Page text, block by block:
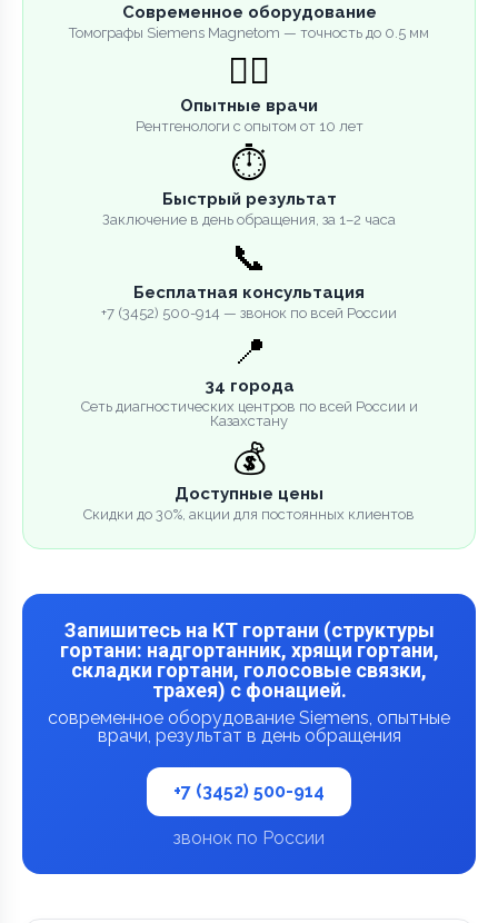
Современное оборудование
Томографы Siemens Magnetom — точность до 0.5 мм
👨‍⚕️
Опытные врачи
Рентгенологи с опытом от 10 лет
⏱️
Быстрый результат
Заключение в день обращения, за 1–2 часа
📞
Бесплатная консультация
+7 (3452) 500-914 — звонок по всей России
📍
34 города
Сеть диагностических центров по всей России и
Казахстану
💰
Доступные цены
Скидки до 30%, акции для постоянных клиентов
Запишитесь на КТ гортани (структуры
гортани: надгортанник, хрящи гортани,
складки гортани, голосовые связки,
трахея) с фонацией.
современное оборудование Siemens, опытные
врачи, результат в день обращения
+7 (3452) 500-914
звонок по России